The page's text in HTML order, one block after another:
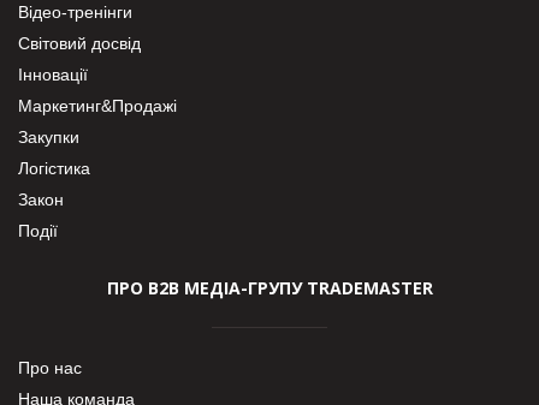
Відео-тренінги
Світовий досвід
Інновації
Маркетинг&Продажі
Закупки
Логістика
Закон
Події
ПРО В2В МЕДІА-ГРУПУ TRADEMASTER
Про нас
Наша команда